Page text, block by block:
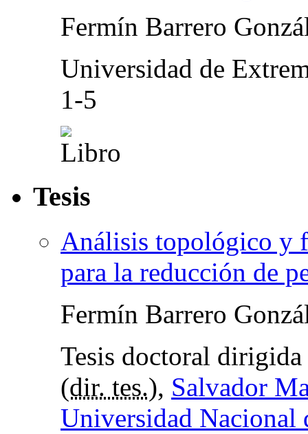
Fermín Barrero
Universidad de
1-5
Tesis
Análisis topológico y
para la reducción de
Fermín Barrero
Tesis doctoral
(dir. tes.), Salvador
Universidad Nacional